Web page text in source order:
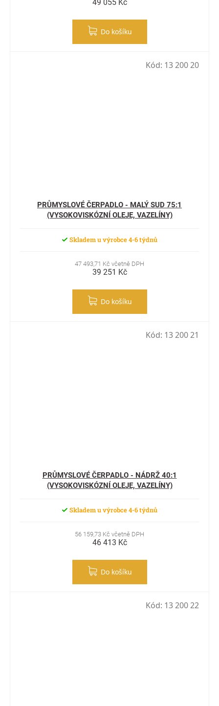
49 055 Kč
Do košíku
PRŮMYSLOVÉ ČERPADLO - MALÝ SUD 75:1
(VYSOKOVISKÓZNÍ OLEJE, VAZELÍNY)
Skladem u výrobce 4-6 týdnů
47 493,71 Kč včetně DPH
39 251 Kč
Do košíku
Kód: 13 200 20
PRŮMYSLOVÉ ČERPADLO - NÁDRŽ 40:1
(VYSOKOVISKÓZNÍ OLEJE, VAZELÍNY)
Skladem u výrobce 4-6 týdnů
56 159,73 Kč včetně DPH
46 413 Kč
Do košíku
Kód: 13 200 21
Kód: 13 200 22